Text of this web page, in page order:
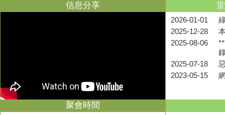
信息分享
2026-01-01
2025-12-28
2025-08-06
2025-07-18
2023-05-15
聚會時間